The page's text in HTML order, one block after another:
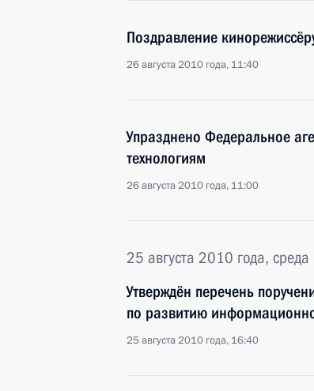
Поздравление
26 августа 2010 года, 11:40
Упразднено Федеральное
технологиям
26 августа 2010 года, 11:00
25 августа 2010 года, среда
Утверждён перечень
по развитию
25 августа 2010 года, 16:40